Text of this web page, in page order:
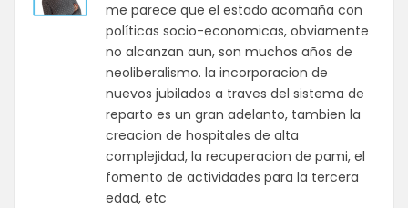
me parece que el estado acomaña con
políticas socio-economicas, obviamente
no alcanzan aun, son muchos años de
neoliberalismo. la incorporacion de
nuevos jubilados a traves del sistema de
reparto es un gran adelanto, tambien la
creacion de hospitales de alta
complejidad, la recuperacion de pami, el
fomento de actividades para la tercera
edad, etc